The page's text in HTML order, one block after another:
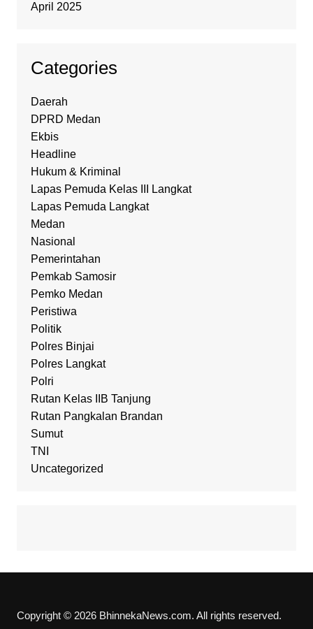
April 2025
Categories
Daerah
DPRD Medan
Ekbis
Headline
Hukum & Kriminal
Lapas Pemuda Kelas III Langkat
Lapas Pemuda Langkat
Medan
Nasional
Pemerintahan
Pemkab Samosir
Pemko Medan
Peristiwa
Politik
Polres Binjai
Polres Langkat
Polri
Rutan Kelas IIB Tanjung
Rutan Pangkalan Brandan
Sumut
TNI
Uncategorized
Copyright © 2026 BhinnekaNews.com. All rights reserved.